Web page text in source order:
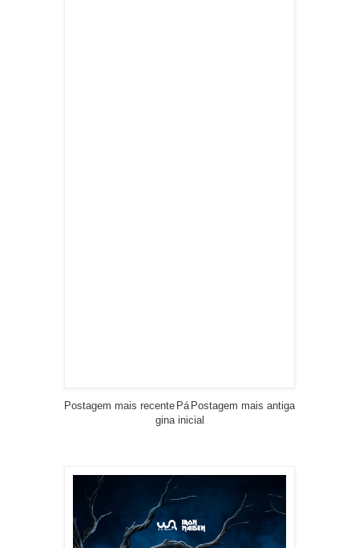
Postagem mais recente Postagem mais antiga
Pá
gina inicial